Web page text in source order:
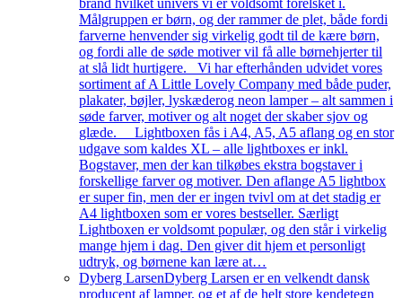
brand hvilket univers vi er voldsomt forelsket i.
Målgruppen er børn, og der rammer de plet, både fordi
farverne henvender sig virkelig godt til de kære børn,
og fordi alle de søde motiver vil få alle børnehjerter til
at slå lidt hurtigere. Vi har efterhånden udvidet vores
sortiment af A Little Lovely Company med både puder,
plakater, bøjler, lyskæderog neon lamper – alt sammen i
søde farver, motiver og alt noget der skaber sjov og
glæde. Lightboxen fås i A4, A5, A5 aflang og en stor
udgave som kaldes XL – alle lightboxes er inkl.
Bogstaver, men der kan tilkøbes ekstra bogstaver i
forskellige farver og motiver. Den aflange A5 lightbox
er super fin, men der er ingen tvivl om at det stadig er
A4 lightboxen som er vores bestseller. Særligt
Lightboxen er voldsomt populær, og den står i virkelig
mange hjem i dag. Den giver dit hjem et personligt
udtryk, og børnene kan lære at…
Dyberg LarsenDyberg Larsen er en velkendt dansk
producent af lamper, og et af de helt store kendetegn